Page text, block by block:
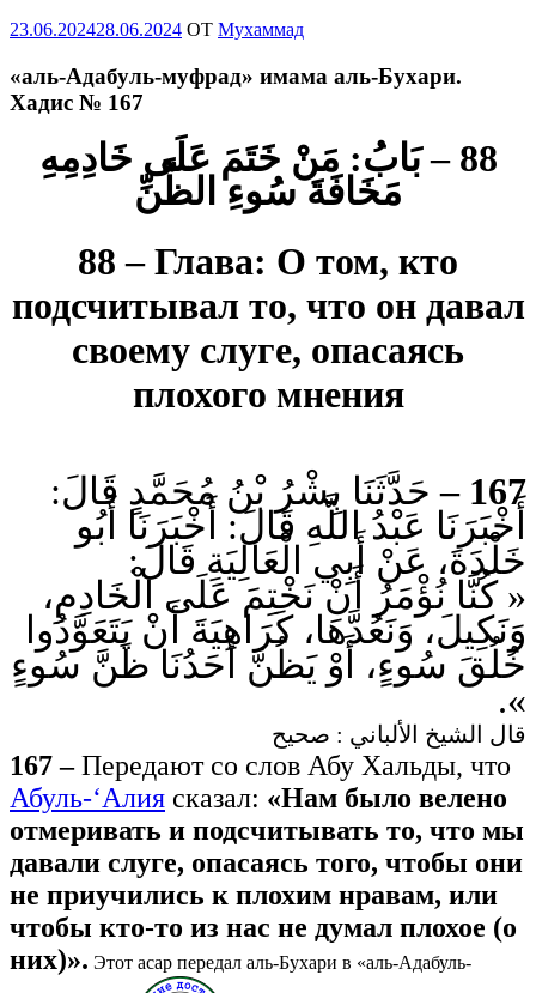
Опубликовано
23.06.202428.06.2024 OT Мухаммад
«аль-Адабуль-муфрад» имама аль-Бухари.
Хадис № 167
88 – بَابُ: مَنْ خَتَمَ عَلَى خَادِمِهِ
مَخَافَةَ سُوءِ الظَّنِّ
88 – Глава: О том, кто
подсчитывал то, что он давал
своему слуге, опасаясь
плохого мнения
167 –
حَدَّثَنَا بِشْرُ بْنُ مُحَمَّدٍ قَالَ:
أَخْبَرَنَا عَبْدُ اللَّهِ قَالَ: أَخْبَرَنَا أَبُو
خَلْدَةَ، عَنْ أَبِي الْعَالِيَةِ قَالَ:
« كُنَّا نُؤْمَرُ أَنْ نَخْتِمَ عَلَى الْخَادِمِ،
وَنَكِيلَ، وَنَعُدَّهَا، كَرَاهِيَةَ أَنْ يَتَعَوَّدُوا
خُلُقَ سُوءٍ، أَوْ يَظُنَّ أَحَدُنَا ظَنَّ سُوءٍ
».
قال الشيخ الألباني : صحيح
167 –Передают со слов Абу Хальды, что
Абуль-‘Алия сказал: «Нам было велено
отмеривать и подсчитывать то, что мы
давали слуге, опасаясь того, чтобы они
не приучились к плохим нравам, или
чтобы кто-то из нас не думал плохое (о
них)». Этот асар передал аль-Бухари в «аль-Адабуль-